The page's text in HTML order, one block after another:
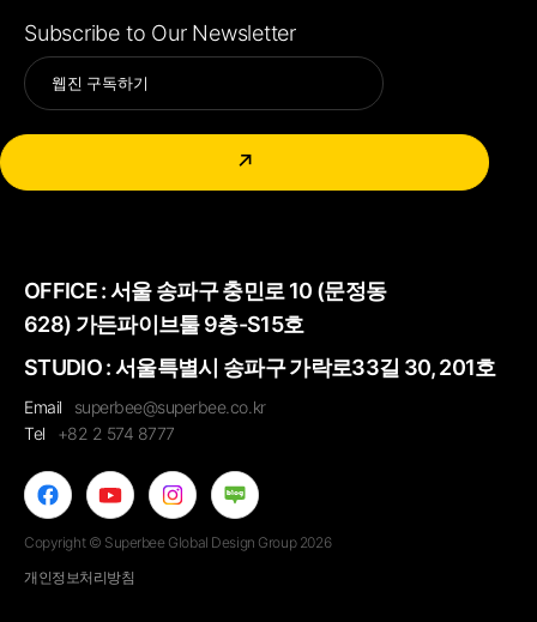
Subscribe to Our Newsletter
↗
Alternative:
OFFICE :서울 송파구 충민로 10 (문정동
628) 가든파이브툴 9층-S15호
STUDIO : 서울특별시 송파구 가락로33길 30, 201호
Email
superbee@superbee.co.kr
Tel
+82 2 574 8777
Copyright © Superbee Global Design Group 2026
개인정보처리방침